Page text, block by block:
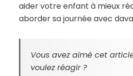
aider votre enfant à mieux
aborder sa journée avec
Vous avez aimé cet
voulez réagir ?